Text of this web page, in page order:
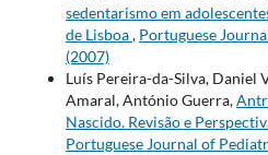
sedentarismo em
de Lisboa, Portuguese
(2007)
Luís Pereira-da-Silva, Daniel
Amaral, António Guerra,
Nascido. Revisão e
Portuguese Journal of